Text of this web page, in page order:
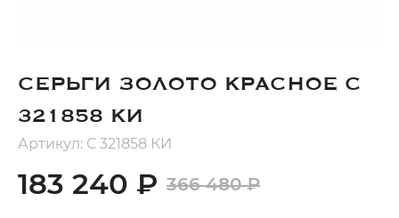
СЕРЬГИ ЗОЛОТО КРАСНОЕ С
321858 КИ
Артикул: С 321858 КИ
183 240 ₽ 366 480 ₽
Получайте товар
выбранный способом
списыватьсяс вашей карты